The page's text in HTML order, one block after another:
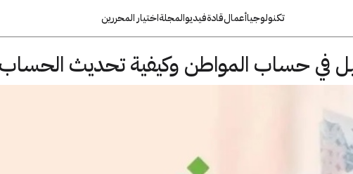
تكنولوجياأعمالقادةفيديوالمجلةاختيار المحررين
في حساب المواطن وكيفية تحديث الحساب